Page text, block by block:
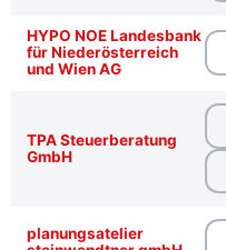
HYPO NOE Landesbank
für Niederösterreich
und Wien AG
TPA Steuerberatung
GmbH
planungsatelier